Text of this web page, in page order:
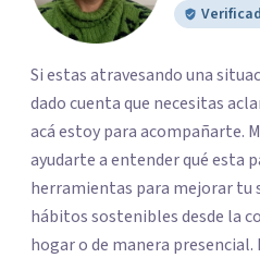
Si estas atravesando una
dado cuenta que necesitas
acá estoy para acompañarte.
ayudarte a entender qué esta
herramientas para mejorar
hábitos sostenibles desde la
hogar o de manera presencial. Mi propósito es brindar un